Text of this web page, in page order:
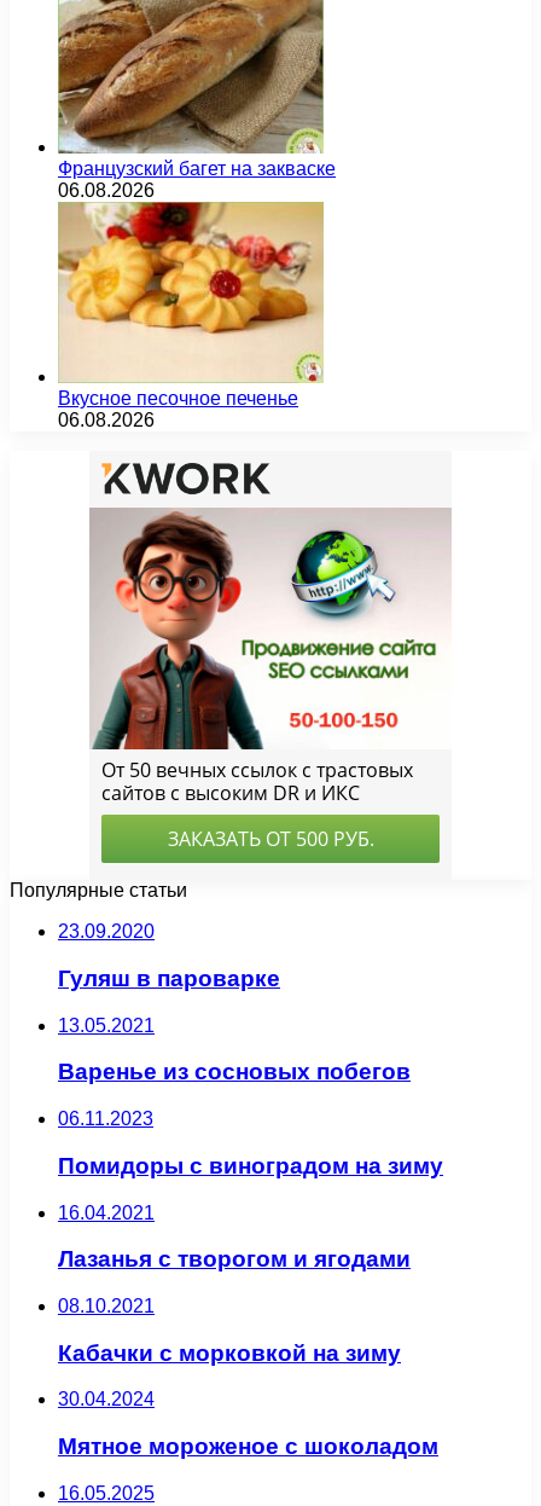
Французский багет на закваске
06.08.2026
Вкусное песочное печенье
06.08.2026
Популярные статьи
23.09.2020
Гуляш в пароварке
13.05.2021
Варенье из сосновых побегов
06.11.2023
Помидоры с виноградом на зиму
16.04.2021
Лазанья с творогом и ягодами
08.10.2021
Кабачки с морковкой на зиму
30.04.2024
Мятное мороженое с шоколадом
16.05.2025